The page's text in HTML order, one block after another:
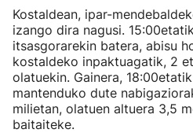
Kostaldean, ipar-
izango dira nagusi.
itsasgorarekin batera, abisu
kostaldeko inpaktuagatik, 2
olatuekin. Gainera,
mantenduko dute
milietan, olatuen altuera 3,5
baitaiteke.